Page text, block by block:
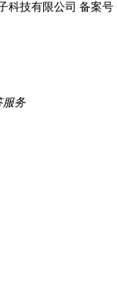
科技有限公司 备案号
服务